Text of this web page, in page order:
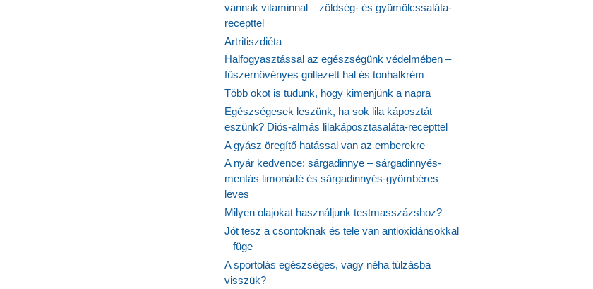
vannak vitaminnal – zöldség- és gyümölcssaláta-
recepttel
Artritiszdiéta
Halfogyasztással az egészségünk védelmében –
fűszernövényes grillezett hal és tonhalkrém
Több okot is tudunk, hogy kimenjünk a napra
Egészségesek leszünk, ha sok lila káposztát
eszünk? Diós-almás lilakáposztasaláta-recepttel
A gyász öregítő hatással van az emberekre
A nyár kedvence: sárgadinnye – sárgadinnyés-
mentás limonádé és sárgadinnyés-gyömbéres
leves
Milyen olajokat használjunk testmasszázshoz?
Jót tesz a csontoknak és tele van antioxidánsokkal
– füge
A sportolás egészséges, vagy néha túlzásba
visszük?